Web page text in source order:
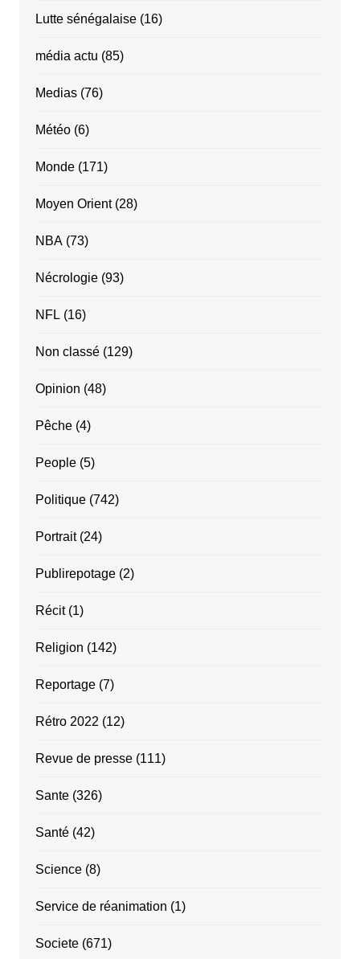
Lutte sénégalaise(16)
média actu (85)
Medias(76)
Météo(6)
Monde(171)
Moyen Orient(28)
NBA(73)
Nécrologie(93)
NFL (16)
Non classé(129)
Opinion (48)
Pêche(4)
People(5)
Politique(742)
Portrait(24)
Publirepotage(2)
Récit(1)
Religion (142)
Reportage(7)
Rétro 2022 (12)
Revue de presse(111)
Sante(326)
Santé(42)
Science(8)
Service de réanimation (1)
Societe(671)